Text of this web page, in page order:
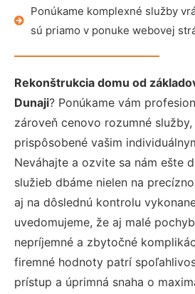
Ponúkame komplexné služby
sú priamo v ponuke webovej
Rekonštrukcia domu od
Dunaji? Ponúkame vám
zároveň cenovo rozumné
prispôsobené vašim
Neváhajte a ozvite sa nám ešte
služieb dbáme nielen na
aj na dôslednú kontrolu
uvedomujeme, že aj malé
nepríjemné a zbytočné
firemné hodnoty patrí
prístup a úprimná snaha o